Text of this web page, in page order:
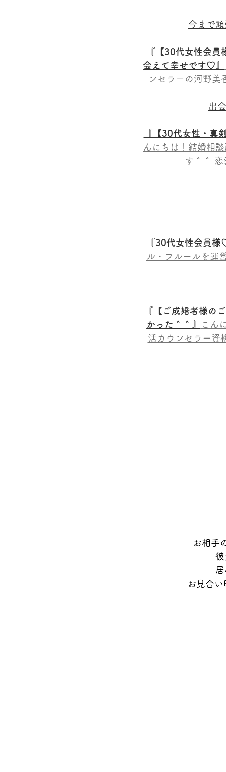
今まで
『【30代女性会
会えて幸せです♡』
ンセラーの河野美
出
『【30代女性・真
んにちは！結婚相
す＾＾
『30代女性会員
ル・フルールを運
『【ご成婚者様の
かった＾＾』
こん
活カウンセラー資
お相手
お見合